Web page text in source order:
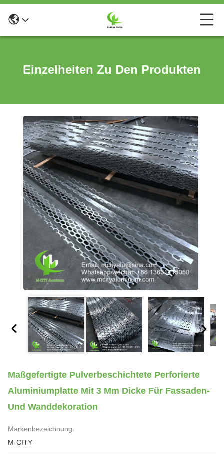
Einzelheiten Zu Den Produkten
Maßgefertigte Pulverbeschichtete Perforierte
Aluminiumplatte Mit 3 Mm Dicke Für Fassaden-
Und Wanddekoration
Markenbezeichnung:
M-CITY